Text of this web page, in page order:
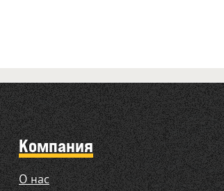
Компания
О нас